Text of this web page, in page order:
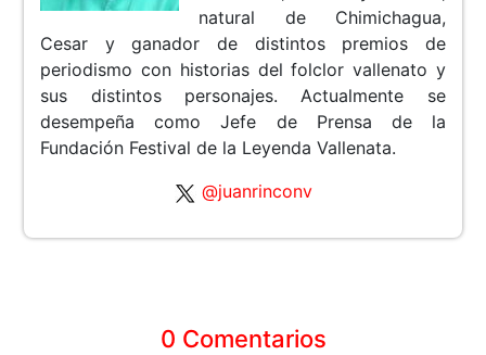
natural de Chimichagua,
Cesar y ganador de distintos premios de
periodismo con historias del folclor vallenato y
sus distintos personajes. Actualmente se
desempeña como Jefe de Prensa de la
Fundación Festival de la Leyenda Vallenata.
@juanrinconv
0 Comentarios